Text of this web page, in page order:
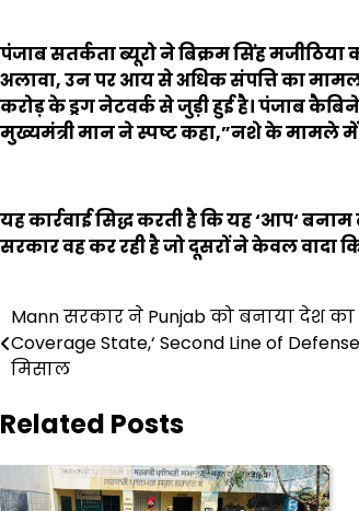
पंजाब सतर्कता ब्यूरो ने बिक्रम सिंह मजीठिया
अलावा,उन पर आय से अधिक संपत्ति का
करोड़ के ड्रग नेटवर्क से जुड़ी हुई है। पंजाब
मुख्यमंत्री मान ने स्पष्ट कहा,”नशे के मामले में मैं
यह कार्रवाई सिद्ध करती है कि यह‘आप‘बनाम
सरकार वह कर रही है जो दूसरों ने केवल वादा
Post
navigation
Mann सरकार ने Punjab को बनाया देश
Coverage State,‘ Second Line of
मिसाल
Related Posts